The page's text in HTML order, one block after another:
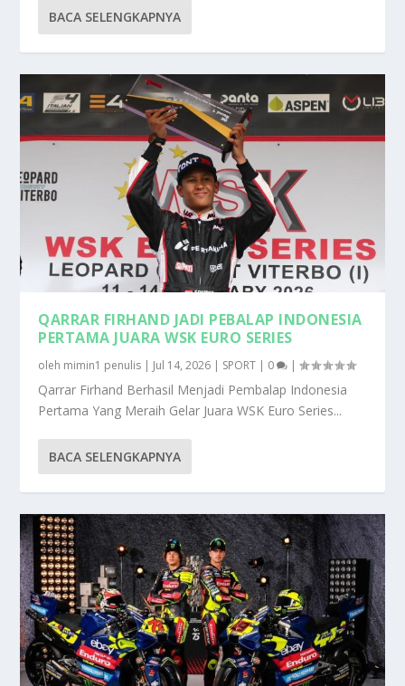
BACA SELENGKAPNYA
QARRAR FIRHAND JADI PEBALAP INDONESIA
PERTAMA JUARA WSK EURO SERIES
oleh mimin1 penulis | Jul 14, 2026 | SPORT | 0 |
Qarrar Firhand Berhasil Menjadi Pembalap Indonesia
Pertama Yang Meraih Gelar Juara WSK Euro Series...
BACA SELENGKAPNYA